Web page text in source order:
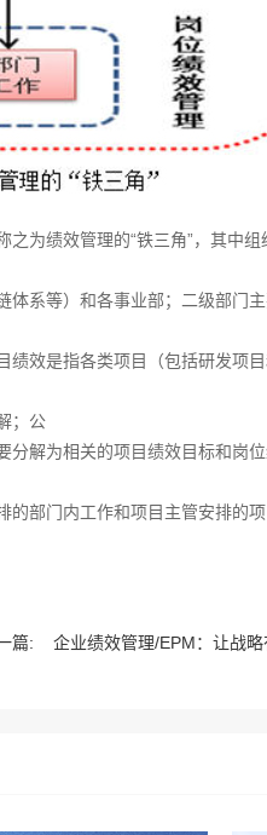
为绩效管理的“铁三角”，其中
系等）和各事业部；二级部门
效是指各类项目（包括研发项
；公
解为相关的项目绩效目标和岗
部门内工作和项目主管安排的
篇: 企业绩效管理/EPM：让战略